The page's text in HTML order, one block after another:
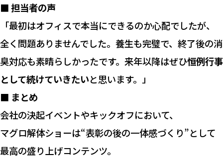
■ 担当者の声
「最初はオフィスで本当にできるのか心配でしたが、
全く問題ありませんでした。養生も完璧で、終了後の消
臭対応も素晴らしかったです。来年以降はぜひ恒例行事
として続けていきたいと思います。」
■ まとめ
会社の決起イベントやキックオフにおいて、
マグロ解体ショーは“表彰の後の一体感づくり”として
最高の盛り上げコンテンツ。